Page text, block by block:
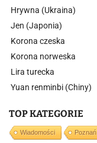
Hrywna (Ukraina)
Jen (Japonia)
Korona czeska
Korona norweska
Lira turecka
Yuan renminbi (Chiny)
TOP KATEGORIE
Wiadomości Poznań